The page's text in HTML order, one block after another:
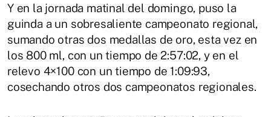
Y en la jornada matinal del domingo, puso la
guinda a un sobresaliente campeonato regional,
sumando otras dos medallas de oro, esta vez en
los 800 ml, con un tiempo de 2:57:02, y en el
relevo 4×100 con un tiempo de 1:09:93,
cosechando otros dos campeonatos regionales.